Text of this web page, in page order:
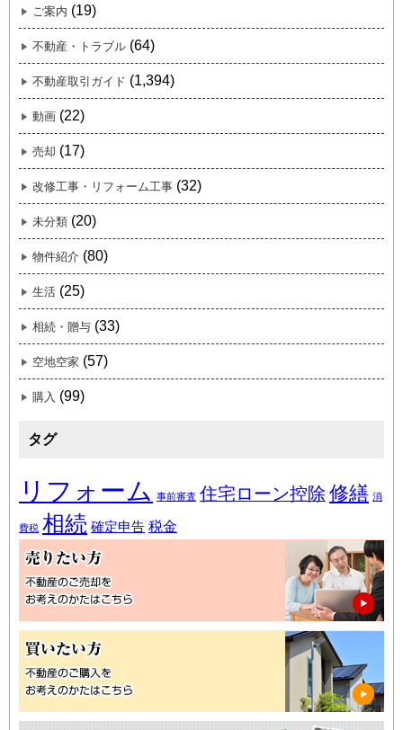
ご案内 (19)
不動産・トラブル (64)
不動産取引ガイド (1,394)
動画 (22)
売却 (17)
改修工事・リフォーム工事 (32)
未分類 (20)
物件紹介 (80)
生活 (25)
相続・贈与 (33)
空地空家 (57)
購入 (99)
タグ
リフォーム 事前審査 住宅ローン控除 修繕 消
費税 相続 確定申告 税金